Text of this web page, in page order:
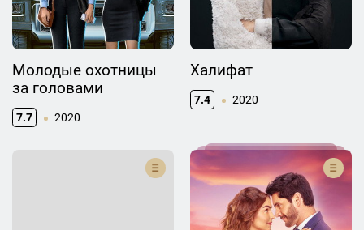
Молодые охотницы
за головами
7.7 2020
Халифат
7.4 2020